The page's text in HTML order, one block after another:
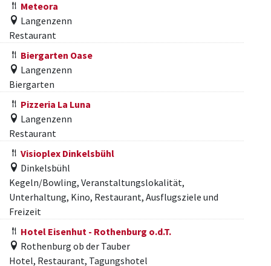
Meteora
Langenzenn
Restaurant
Biergarten Oase
Langenzenn
Biergarten
Pizzeria La Luna
Langenzenn
Restaurant
Visioplex Dinkelsbühl
Dinkelsbühl
Kegeln/Bowling, Veranstaltungslokalität,
Unterhaltung, Kino, Restaurant, Ausflugsziele und
Freizeit
Hotel Eisenhut - Rothenburg o.d.T.
Rothenburg ob der Tauber
Hotel, Restaurant, Tagungshotel